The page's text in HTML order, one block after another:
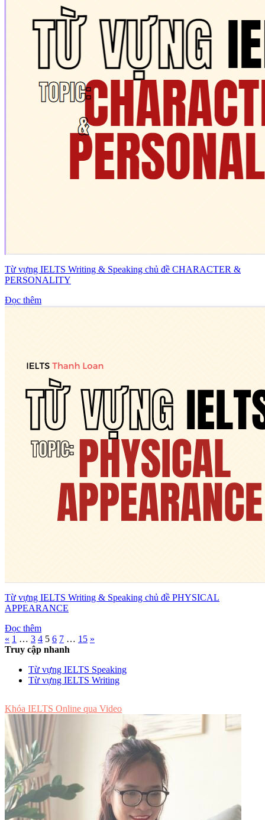
Từ vựng IELTS Writing & Speaking chủ đề CHARACTER &
PERSONALITY
Đọc thêm
Từ vựng IELTS Writing & Speaking chủ đề PHYSICAL
APPEARANCE
Đọc thêm
« 1 … 3 4 5 6 7 … 15 »
Truy cập nhanh
Từ vựng IELTS Speaking
Từ vựng IELTS Writing
Khóa IELTS Online qua Video